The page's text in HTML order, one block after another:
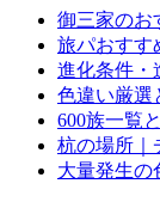
御三家のお
旅パおすす
進化条件・
色違い厳選
600族一覧
杭の場所｜
大量発生の